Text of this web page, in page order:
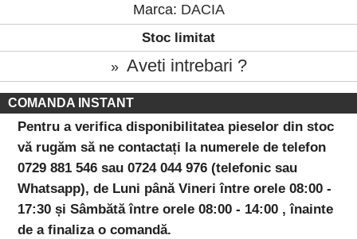
Marca: DACIA
Stoc limitat
» Aveti intrebari ?
COMANDA INSTANT
Pentru a verifica disponibilitatea pieselor din stoc
vă rugăm să ne contactați la numerele de telefon
0729 881 546 sau 0724 044 976 (telefonic sau
Whatsapp), de Luni până Vineri între orele 08:00 -
17:30 și Sâmbătă între orele 08:00 - 14:00 , înainte
de a finaliza o comandă.